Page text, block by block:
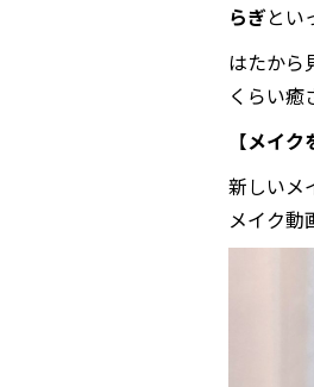
らぎとい
はたから
くらい
【メイク
新しいメ
メイク動